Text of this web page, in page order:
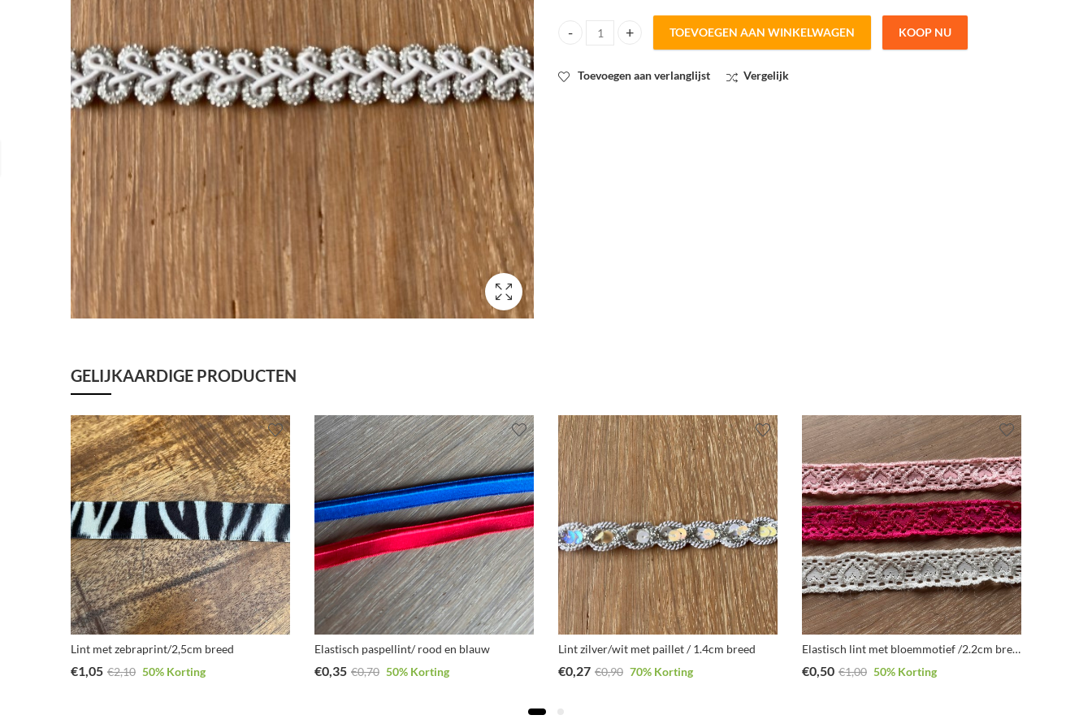
Lint zilver/wit/1.2cm breed quantity
TOEVOEGEN AAN WINKELWAGEN KOOP NU
Toevoegen aan verlanglijst Vergelijk
GELIJKAARDIGE PRODUCTEN
Lint met zebraprint/2,5cm breed
€1,05 €2,10 50% Korting
Elastisch paspellint/ rood en blauw
€0,35 €0,70 50% Korting
Lint zilver/wit met paillet / 1.4cm breed
€0,27 €0,90 70% Korting
Elastisch lint met bloemmotief /2.2cm breed/ in wit, roos en fuschia
€0,50 €1,00 50% Korting